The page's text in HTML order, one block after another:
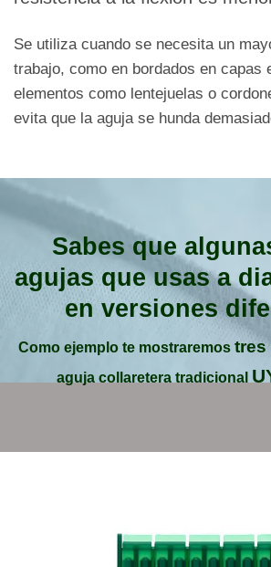
Se utiliza cuando se necesita un
trabajo, como en bordados en capas
elementos como lentejuelas o
evita que la aguja se hunda
Sabes que
agujas que usas a
en versiones
Como ejemplo te mostraremos tres
aguja collaretera tradicional